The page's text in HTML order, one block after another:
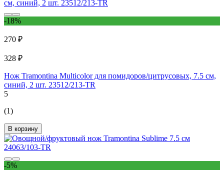
-18%
270 ₽
328 ₽
Нож Tramontina Multicolor для помидоров/цитрусовых, 7.5 см,
синий, 2 шт. 23512/213-TR
5
(1)
В корзину
-5%